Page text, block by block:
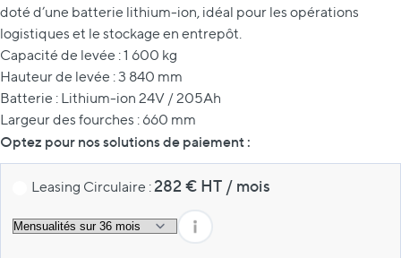
doté d’une batterie lithium-ion, idéal pour les opérations
logistiques et le stockage en entrepôt.
Capacité de levée : 1 600 kg
Hauteur de levée : 3 840 mm
Batterie : Lithium-ion 24V / 205Ah
Largeur des fourches : 660 mm
Optez pour nos solutions de paiement :
Leasing Circulaire : 282 € HT / mois